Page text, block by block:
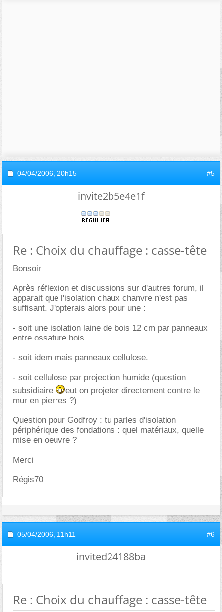
04/04/2006, 20h15 #5
invite2b5e4e1f
Re : Choix du chauffage : casse-tête
Bonsoir
Après réflexion et discussions sur d'autres forum, il
apparait que l'isolation chaux chanvre n'est pas
suffisant. J'opterais alors pour une :
- soit une isolation laine de bois 12 cm par panneaux
entre ossature bois.
- soit idem mais panneaux cellulose.
- soit cellulose par projection humide (question
subsidiaire
eut on projeter directement contre le
mur en pierres ?)
Question pour Godfroy : tu parles d'isolation
périphérique des fondations : quel matériaux, quelle
mise en oeuvre ?
Merci
Régis70
05/04/2006, 11h11 #6
invited24188ba
Re : Choix du chauffage : casse-tête